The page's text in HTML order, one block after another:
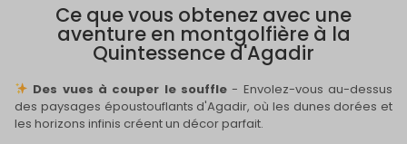
Ce que vous obtenez avec une
aventure en montgolfière à la
Quintessence d'Agadir
Des vues à couper le souffle- Envolez-vous au-dessus
des paysages époustouflants d'Agadir, où les dunes dorées et
les horizons infinis créent un décor parfait.